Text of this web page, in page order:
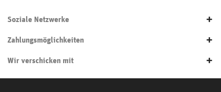
Soziale Netzwerke
Zahlungsmöglichkeiten
Wir verschicken mit